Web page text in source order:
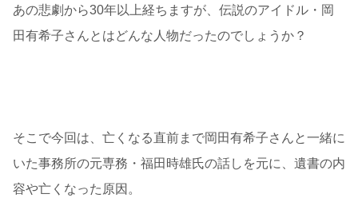
あの悲劇から30年以上経ちますが、伝説のアイドル・岡
田有希子さんとはどんな人物だったのでしょうか？
そこで今回は、亡くなる直前まで岡田有希子さんと一緒に
いた事務所の元専務・福田時雄氏の話しを元に、遺書の内
容や亡くなった原因。